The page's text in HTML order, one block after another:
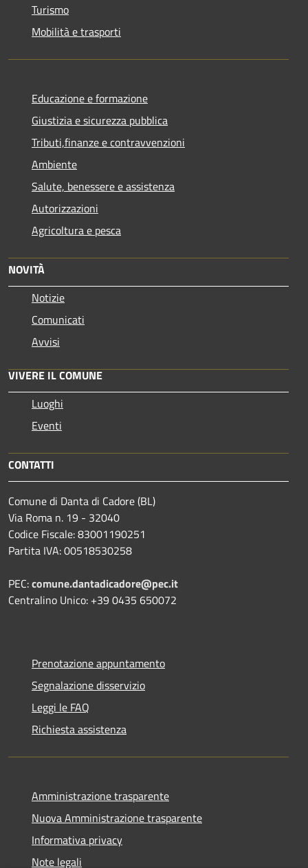
Turismo
Mobilità e trasporti
Educazione e formazione
Giustizia e sicurezza pubblica
Tributi,finanze e contravvenzioni
Ambiente
Salute, benessere e assistenza
Autorizzazioni
Agricoltura e pesca
NOVITÀ
Notizie
Comunicati
Avvisi
VIVERE IL COMUNE
Luoghi
Eventi
CONTATTI
Comune di Danta di Cadore (BL)
Via Roma n. 19 - 32040
Codice Fiscale: 83001190251
Partita IVA: 00518530258
PEC:comune.dantadicadore@pec.it
Centralino Unico: +39 0435 650072
Prenotazione appuntamento
Segnalazione disservizio
Leggi le FAQ
Richiesta assistenza
Amministrazione trasparente
Nuova Amministrazione trasparente
Informativa privacy
Note legali